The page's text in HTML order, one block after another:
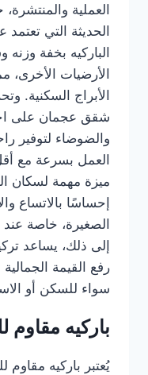
العملية
الحديثة التي
الباركيه بخفة وزنه
الأرضيات الأخرى،
الأبراج السكنية.
شقق عجمان على
والضوضاء لتوفير
العمل بسرعة مع
ميزة مهمة لسكان
إحساسًا بالاتساع
الصغيرة، خاصة عند
إلى ذلك، يساعد
رفع القيمة الجمالية
سواء للسكن أو
باركيه مقاوم
يُعتبر باركيه